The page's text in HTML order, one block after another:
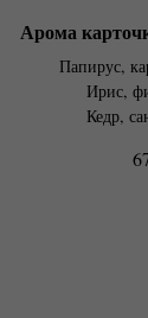
Арома
Папирус,
Ирис,
Кедр,